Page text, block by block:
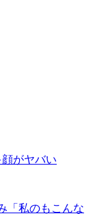
がヤバい
「私のもこんな